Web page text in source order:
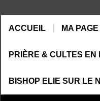
ACCUEIL MA PAGE
PRIÈRE & CULTES EN
BISHOP ELIE SUR LE